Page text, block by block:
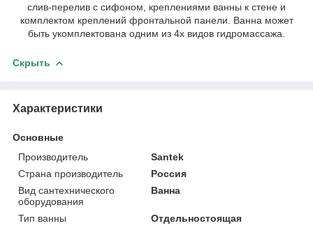
слив-перелив с сифоном, креплениями ванны к стене и
комплектом креплений фронтальной панели. Ванна может
быть укомплектована одним из 4х видов гидромассажа.
Скрыть
Характеристики
Основные
Производитель
Santek
Страна производитель
Россия
Вид сантехнического
оборудования
Ванна
Тип ванны
Отдельностоящая